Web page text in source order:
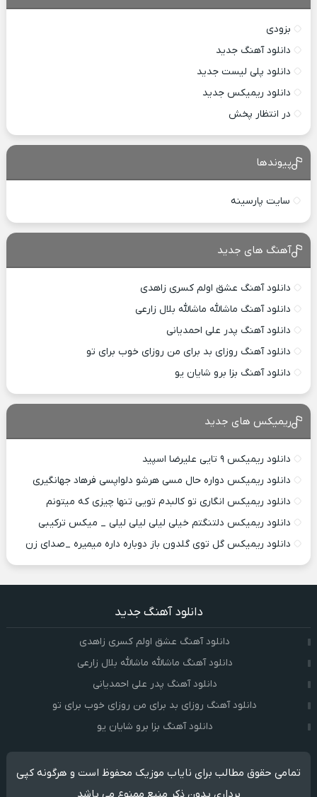
بزودی
دانلود آهنگ جدید
دانلود پلی لیست جدید
دانلود ریمیکس جدید
در انتظار پخش
پیوندها
سایت پارسینه
آهنگ های جدید
دانلود آهنگ عشق اولم کسری زاهدی
دانلود آهنگ ماشالله ماشالله بلال زارعی
دانلود آهنگ پدر علی احمدیانی
دانلود آهنگ روزای بد برای من روزای خوب برای تو
دانلود آهنگ بزا برو شایان یو
ریمیکس های جدید
دانلود ریمیکس ۹ تایی علیرضا اسپید
دانلود ریمیکس دواره حال مسی هرشو دلواپسی فرهاد جهانگیری
دانلود ریمیکس انگاری تو کالبدم تویی تنها چیزی که میتونم
دانلود ریمیکس دلتنگتم خیلی لیلی لیلی لیلی _ میکس ترکیبی
دانلود ریمیکس گل توی گلدون باز دوباره داره میمیره _صدای زن
دانلود آهنگ جدید
دانلود آهنگ عشق اولم کسری زاهدی
دانلود آهنگ ماشالله ماشالله بلال زارعی
دانلود آهنگ پدر علی احمدیانی
دانلود آهنگ روزای بد برای من روزای خوب برای تو
دانلود آهنگ بزا برو شایان یو
تمامی حقوق مطالب برای نایاب موزیک محفوظ است و هرگونه کپی